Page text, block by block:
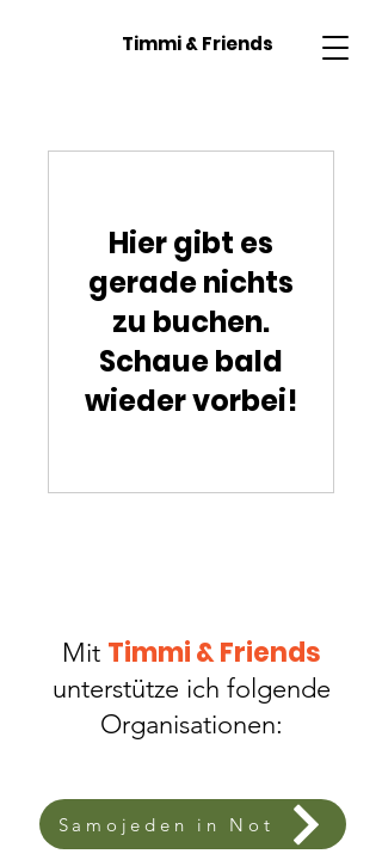
Timmi & Friends
Hier gibt es
gerade nichts
zu buchen.
Schaue bald
wieder vorbei!
Mit Timmi & Friends
unterstütze ich folgende
Organisationen:
Samojeden in Not